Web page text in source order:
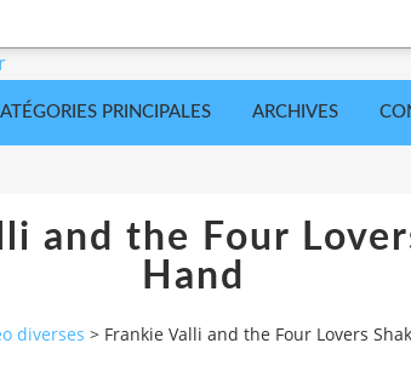
PRINCIPALES ARCHIVES
and the Four
Hand
diverses > Frankie Valli and the Four Lovers